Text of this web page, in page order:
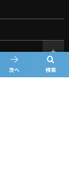
検索
次へ